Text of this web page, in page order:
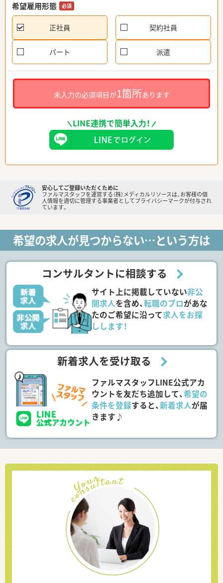
希望雇用形態 必須
正社員 契約社員
パート 派遣
未入力の必須項目が1箇所あります
LINE連携で簡単入力！
安心してご登録いただくために
ファルマスタッフを運営する（株）メディカルリソースは、お客様の個
人情報を適切に管理する事業者としてプライバシーマークが付与され
ています。
希望の求人が見つからない…という方は
コンサルタントに相談する
サイト上に掲載していない非公
開求人を含め、転職のプロがあな
たのご希望に沿って求人をお探
しします！
新着求人を受け取る
ファルマスタッフLINE公式アカ
ウントを友だち追加して、希望の
条件を登録すると、新着求人が届
きます♪